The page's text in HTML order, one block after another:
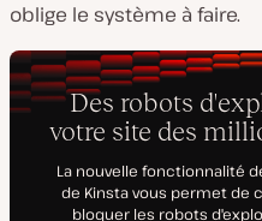
oblige le système à faire.